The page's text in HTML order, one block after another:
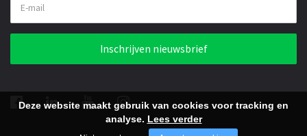
E-mail
Inschrijven nieuwsbrief
Deze website maakt gebruik van cookies voor tracking en
analyse. Lees verder